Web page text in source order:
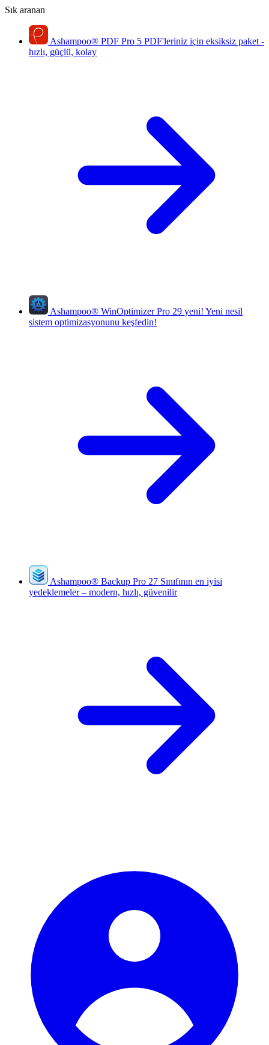
Sık aranan
Ashampoo® PDF Pro 5 PDF'leriniz için eksiksiz paket -
hızlı, güçlü, kolay
Ashampoo® WinOptimizer Pro 29 yeni! Yeni nesil
sistem optimizasyonunu keşfedin!
Ashampoo® Backup Pro 27 Sınıfının en iyisi
yedeklemeler – modern, hızlı, güvenilir